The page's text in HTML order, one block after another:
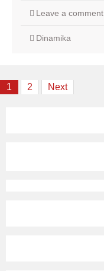
Leave a comment
Dinamika
Posts
1 2 Next